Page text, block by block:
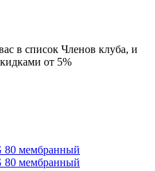
в список Членов клуба, и
от 5%
80 мембранный
80 мембранный